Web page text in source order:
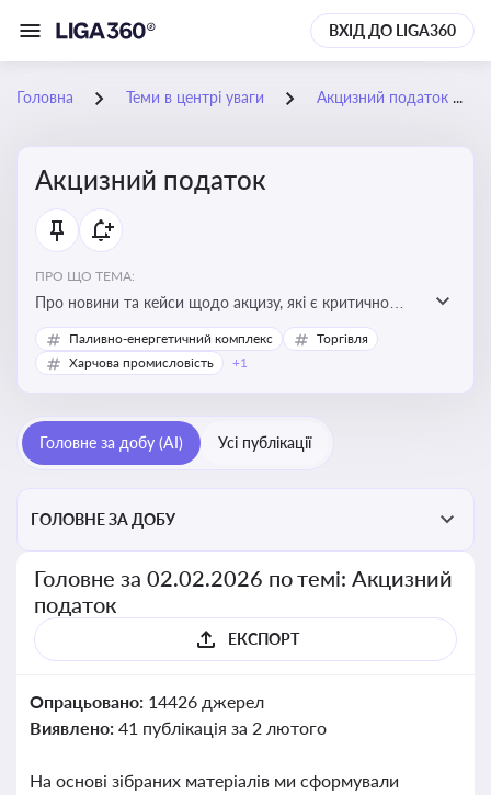
ВХІД ДО LIGA360
Головна Теми в центрі уваги Акцизний податок
Акцизний податок
ПРО ЩО ТЕМА:
Про новини та кейси щодо акцизу, які є критично
важливим для підприємств, які імпортують,
виробляють або реалізують підакцизну продукцію, з
Паливно-енергетичний комплекс
Торгівля
Харчова промисловість
+1
Головне за добу (AI) Усі публікації
ГОЛОВНЕ ЗА ДОБУ
Головне за 02.02.2026 по темі: Акцизний
податок
ЕКСПОРТ
Опрацьовано: 14426 джерел
Виявлено: 41 публікація за 2 лютого
На основі зібраних матеріалів ми сформували